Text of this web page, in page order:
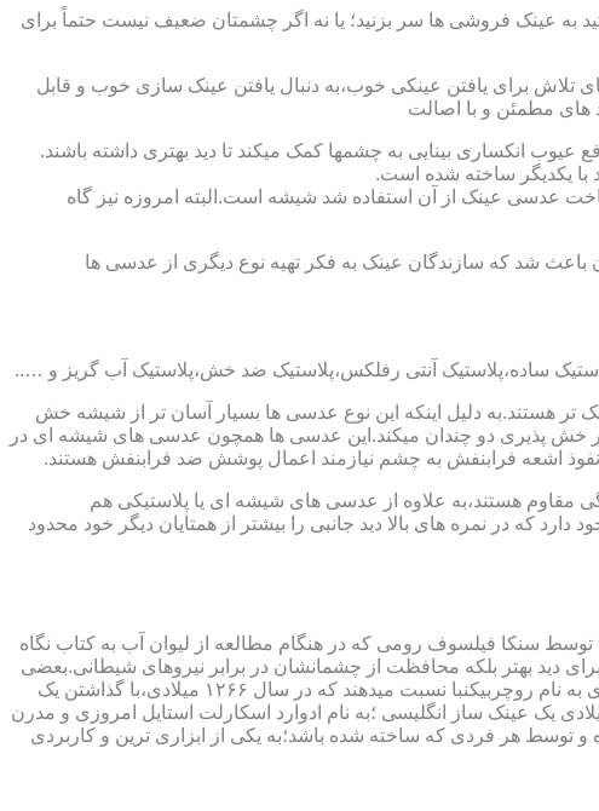
به عینک فروشی ها سر بزنید؛ یا نه اگر چشمتان ضعیف نیست حتماً برای
تلاش برای یافتن عینکی خوب،به دنبال یافتن عینک سازی خوب و قابل
های مطمئن و با اصالت
انکساری بینایی به چشمها کمک میکند تا دید بهتری داشته باشند.
با یکدیگر ساخته شده است.
و ابندایی ترین ماده ای که در ساخت عدسی عینک از آن استفاده شد شیشه است.البته امروزه نیز گاه
شد که سازندگان عینک به فکر تهیه نوع دیگری از عدسی ها
هستند.به دلیل اینکه این نوع عدسی ها بسیار آسان تر از شیشه خش
خش پذیری دو چندان میکند.این عدسی ها همچون عدسی های شیشه ای در
اشعه فرابنفش به چشم نیازمند اعمال پوشش ضد فرابنفش هستند.
مقاوم هستند،به علاوه از عدسی های شیشه ای یا پلاستیکی هم
که در نمره های بالا دید جانبی را بیشتر از همتایان دیگر خود محدود
سنکا فیلسوف رومی که در هنگام مطالعه از لیوان آب به کتاب نگاه
دید بهتر بلکه محافظت از چشمانشان در برابر نیروهای شیطانی.بعضی
دیگر عقیده دارند اولین عینک توسط سالوینو دارماتی اهل ایتالیا در سال ۱۲۸۴ میلادی ساخته شده،برخی دیگر اختراع عینک را به مردی به نام روچربیکنبا نسبت میدهند که در سال ۱۲۶۶ میلادی،با گذاشتن یک
ای روی کتاب خطوط و کلمات را درشت تر و واضح تر می دید.اما چیزی که مشخص است این است که در سال ۱۷۲۷ میلادی یک عینک ساز انگلیسی ؛به نام ادوارد اسکارلت استایل امروزی و مدرن
توسط هر فردی که ساخته شده باشد؛به یکی از ابزاری ترین و کاربردی